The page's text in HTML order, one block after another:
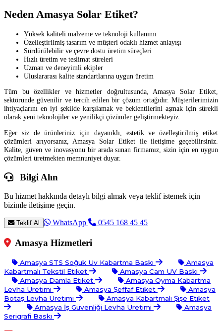
Neden Amasya Solar Etiket?
Yüksek kaliteli malzeme ve teknoloji kullanımı
Özelleştirilmiş tasarım ve müşteri odaklı hizmet anlayışı
Sürdürülebilir ve çevre dostu üretim süreçleri
Hızlı üretim ve teslimat süreleri
Uzman ve deneyimli ekipler
Uluslararası kalite standartlarına uygun üretim
Tüm bu özellikler ve hizmetler doğrultusunda, Amasya Solar Etiket,
sektöründe güvenilir ve tercih edilen bir çözüm ortağıdır. Müşterilerimizin
ihtiyaçlarını en iyi şekilde karşılamak ve beklentilerini aşmak için sürekli
olarak yeni teknolojiler ve yenilikçi çözümler geliştirmekteyiz.
Eğer siz de ürünleriniz için dayanıklı, estetik ve özelleştirilmiş etiket
çözümleri arıyorsanız, Amasya Solar Etiket ile iletişime geçebilirsiniz.
Kalite, güven ve inovasyonu bir arada sunan firmamız, sizin için en uygun
çözümleri üretmekten memnuniyet duyar.
Bilgi Alın
Bu hizmet hakkında detaylı bilgi almak veya teklif istemek için
bizimle iletişime geçin.
Teklif Al WhatsApp 0545 168 45 45
Amasya Hizmetleri
Amasya STS Soğuk Uv Kabartma Baskı
Amasya
Kabartmalı Tekstil Etiket
Amasya Cam UV Baskı
Amasya Damla Etiket
Amasya Oyma Kabartma
Levha Üretimi
Amasya Şeffaf Etiket
Amasya
Botaş Levha Üretimi
Amasya Kabartmalı Şişe Etiket
Amasya İş Güvenliği Levha Üretimi
Amasya
Serigrafi Baskı